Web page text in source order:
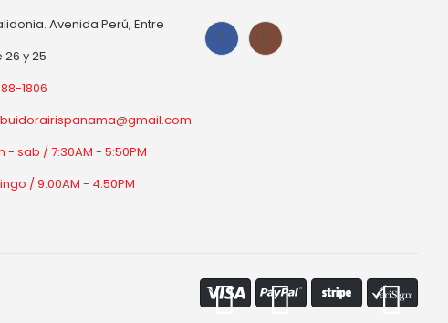
Avenida Perú, Entre
26 y 25
1806
- sab / 7:30AM - 5:50PM
/ 9:00AM - 4:50PM